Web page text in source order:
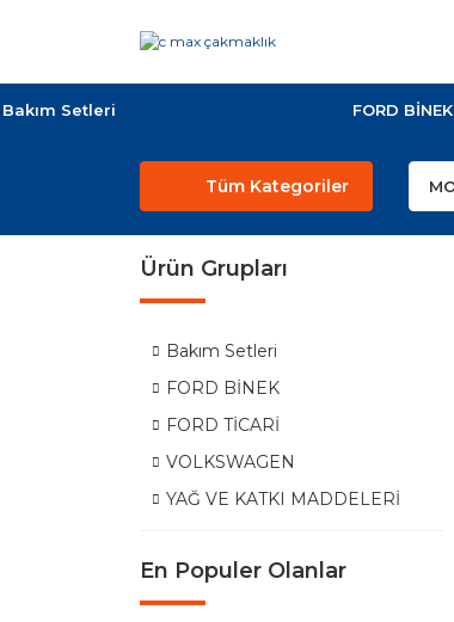
Bakım Setleri FORD BİNEK
Tüm Kategoriler
Ürün Grupları
Bakım Setleri
FORD BİNEK
FORD TİCARİ
VOLKSWAGEN
YAĞ VE KATKI MADDELERİ
En Populer Olanlar